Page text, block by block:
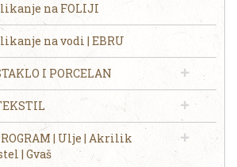
na FOLIJI
na vodi | EBRU
I PORCELAN
| Ulje | Akrilik
| Gvaš